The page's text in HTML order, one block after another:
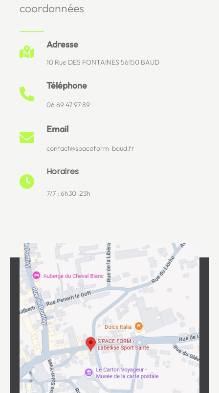
coordonnées
Adresse
10 Rue DES FONTAINES 56150 BAUD
Téléphone
06 69 47 97 89
Email
contact@spaceform-baud.fr
Horaires
7/7 : 6h30-23h